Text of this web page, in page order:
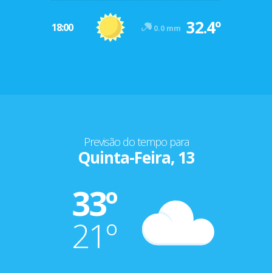
18:00 0.0 mm 32.4º
Previsão do tempo para
Quinta-Feira, 13
33º
21º